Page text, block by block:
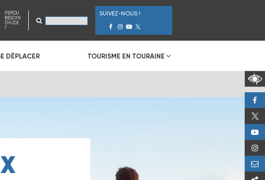
PERDU
BESOIN
D'AIDE
?
SUIVEZ-NOUS !
DÉPLACER TOURISME EN TOURAINE